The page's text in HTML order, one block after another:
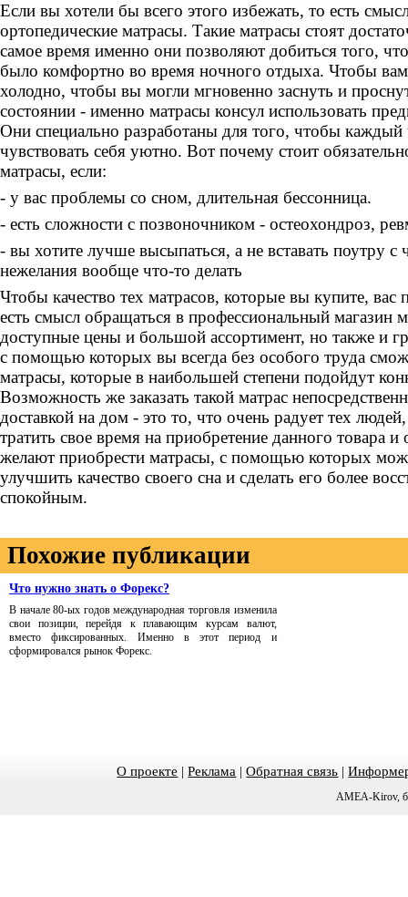
Если вы хотели бы всего этого избежать, то есть
ортопедические матрасы. Такие матрасы стоят
самое время именно они позволяют добиться того,
было комфортно во время ночного отдыха. Чтобы
холодно, чтобы вы могли мгновенно заснуть и
состоянии - именно матрасы консул использовать
Они специально разработаны для того, чтобы каждый
чувствовать себя уютно. Вот почему стоит
матрасы, если:
- у вас проблемы со сном, длительная бессонница.
- есть сложности с позвоночником - остеохондроз,
- вы хотите лучше высыпаться, а не вставать поутру с
нежелания вообще что-то делать
Чтобы качество тех матрасов, которые вы купите, вас
есть смысл обращаться в профессиональный магазин
доступные цены и большой ассортимент, но также и
с помощью которых вы всегда без особого труда
матрасы, которые в наибольшей степени подойдут
Возможность же заказать такой матрас
доставкой на дом - это то, что очень радует тех
тратить свое время на приобретение данного товара
желают приобрести матрасы, с помощью которых
улучшить качество своего сна и сделать его более
спокойным.
Похожие публикации
Что нужно знать о Форекс?
В начале 80-ых годов международная торговля изменила
свои позиции, перейдя к плавающим курсам валют,
вместо фиксированных. Именно в этот период и
сформировался рынок Форекс.
О проекте |Реклама |Обратная связь |
AMEA-Kirov,